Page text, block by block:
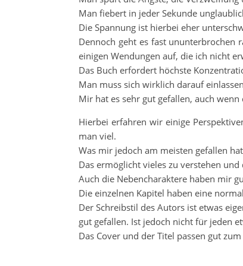
Man fiebert in jeder Sekunde
Die Spannung ist hierbei eher
Dennoch geht es fast ununterbrochen
einigen Wendungen auf, die ich nicht
Das Buch erfordert höchste
Man muss sich wirklich darauf
Mir hat es sehr gut gefallen, auch
Hierbei erfahren wir einige
man viel.
Was mir jedoch am meisten gefallen
Das ermöglicht vieles zu verstehen
Auch die Nebencharaktere haben mir
Die einzelnen Kapitel haben eine
Der Schreibstil des Autors ist etwas
gut gefallen. Ist jedoch nicht für jeden
Das Cover und der Titel passen gut